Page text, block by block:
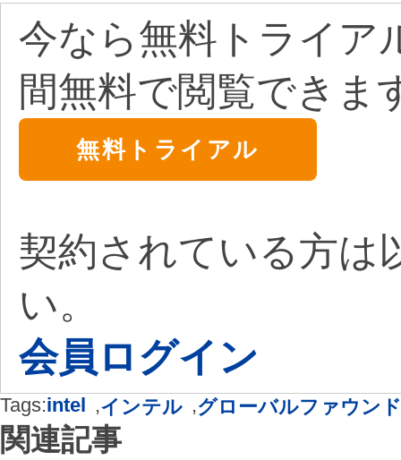
今なら無料トライア
間無料で閲覧できま
無料トライアル
契約されている方は
い。
会員ログイン
Tags:intel ,インテル ,グローバルファウン
関連記事